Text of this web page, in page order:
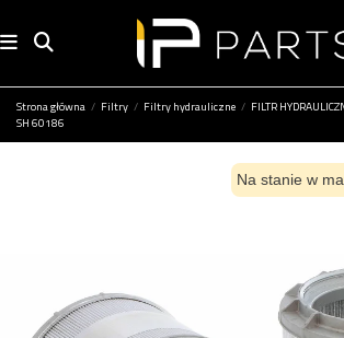
Strona główna Filtry Filtry hydrauliczne
FILTR
SH 60186
Na stanie w